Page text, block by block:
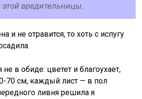
вредительницы.
и не отравится, то хоть с испугу
в обиде: цветет и благоухает,
70 см, каждый лист — в пол
ливня решила я